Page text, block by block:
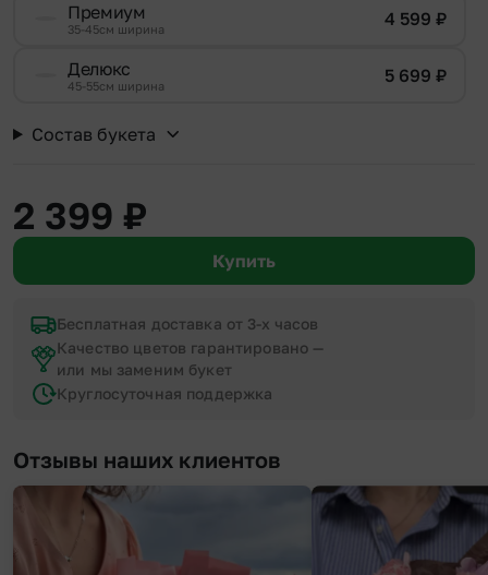
Премиум
35-45см ширина 4 599 ₽
Делюкс
45-55см ширина 5 699 ₽
Состав букета
2 399 ₽
Купить
Бесплатная доставка от 3-х часов
Качество цветов гарантировано —
или мы заменим букет
Круглосуточная поддержка
Отзывы наших клиентов